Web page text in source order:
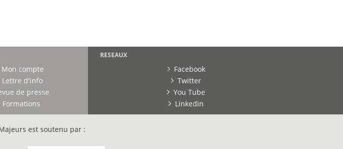
Mon compte
Lettre d'info
de presse
Formations
RESEAUX
Facebook
Twitter
You Tube
Linkedin
est soutenu par :